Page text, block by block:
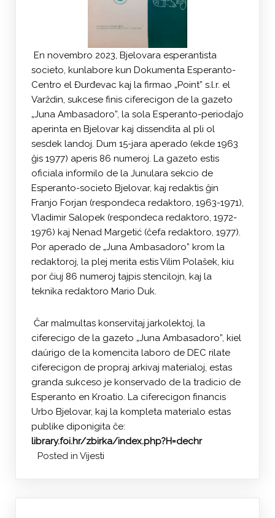
En novembro 2023, Bjelovara esperantista
societo, kunlabore kun Dokumenta Esperanto-
Centro el Đurđevac kaj la firmao „Point” s.l.r. el
Varždin, sukcese finis ciferecigon de la gazeto
„Juna Ambasadoro”, la sola Esperanto-periodaĵo
aperinta en Bjelovar kaj dissendita al pli ol
sesdek landoj. Dum 15-jara aperado (ekde 1963
ĝis 1977) aperis 86 numeroj. La gazeto estis
oficiala informilo de la Junulara sekcio de
Esperanto-societo Bjelovar, kaj redaktis ĝin
Franjo Forjan (respondeca redaktoro, 1963-1971),
Vladimir Salopek (respondeca redaktoro, 1972-
1976) kaj Nenad Margetić (ĉefa redaktoro, 1977).
Por aperado de „Juna Ambasadoro” krom la
redaktoroj, la plej merita estis Vilim Polašek, kiu
por ĉiuj 86 numeroj tajpis stencilojn, kaj la
teknika redaktoro Mario Duk.
Ĉar malmultas konservitaj jarkolektoj, la
ciferecigo de la gazeto „Juna Ambasadoro”, kiel
daŭrigo de la komencita laboro de DEC rilate
ciferecigon de propraj arkivaj materialoj, estas
granda sukceso je konservado de la tradicio de
Esperanto en Kroatio. La ciferecigon financis
Urbo Bjelovar, kaj la kompleta materialo estas
publike diponigita ĉe:
library.foi.hr/zbirka/index.php?H=dechr
Posted in Vijesti